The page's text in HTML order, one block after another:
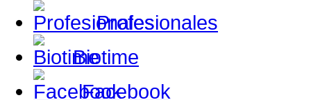
Profesionales
Biotime
Facebook